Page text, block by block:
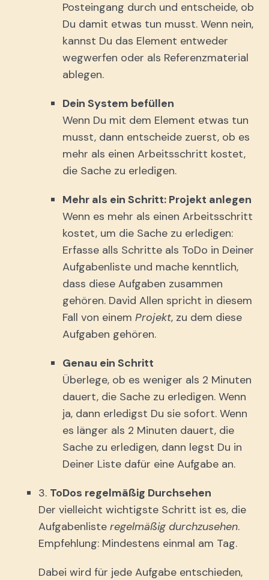
Posteingang durch und entscheide, ob
Du damit etwas tun musst. Wenn nein,
kannst Du das Element entweder
wegwerfen oder als Referenzmaterial
ablegen.
Dein System befüllen
Wenn Du mit dem Element etwas tun
musst, dann entscheide zuerst, ob es
mehr als einen Arbeitsschritt kostet,
die Sache zu erledigen.
Mehr als ein Schritt: Projekt anlegen
Wenn es mehr als einen Arbeitsschritt
kostet, um die Sache zu erledigen:
Erfasse alls Schritte als ToDo in Deiner
Aufgabenliste und mache kenntlich,
dass diese Aufgaben zusammen
gehören. David Allen spricht in diesem
Fall von einem Projekt, zu dem diese
Aufgaben gehören.
Genau ein Schritt
Überlege, ob es weniger als 2 Minuten
dauert, die Sache zu erledigen. Wenn
ja, dann erledigst Du sie sofort. Wenn
es länger als 2 Minuten dauert, die
Sache zu erledigen, dann legst Du in
Deiner Liste dafür eine Aufgabe an.
3. ToDos regelmäßig Durchsehen
Der vielleicht wichtigste Schritt ist es, die
Aufgabenliste regelmäßig durchzusehen.
Empfehlung: Mindestens einmal am Tag.
Dabei wird für jede Aufgabe entschieden,